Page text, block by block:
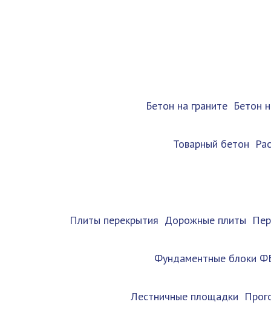
Бетон на граните Бетон
Товарный бетон
Плиты перекрытия Дорожные плиты
Фундаментные блоки
Лестничные площадки